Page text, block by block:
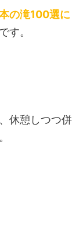
の滝100選に
す。
休憩しつつ併